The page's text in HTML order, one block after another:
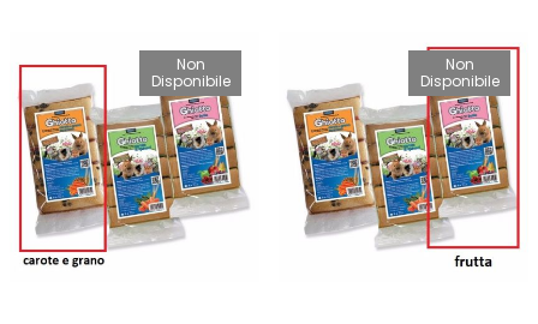
Non
Disponibile
Non
Disponibile